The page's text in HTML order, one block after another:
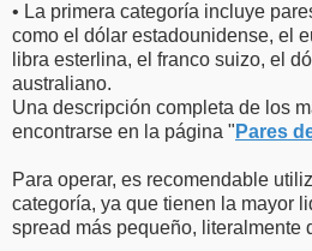
• La primera categoría incluye
como el dólar estadounidense, el
libra esterlina, el franco suizo, el
australiano.
Una descripción completa de los
encontrarse en la página " Pares
Para operar, es recomendable
categoría, ya que tienen la mayor
spread más pequeño, literalmente